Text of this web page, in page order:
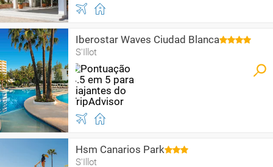
Iberostar Waves Ciudad Blanca
S'Illot
Hsm Canarios Park
S'Illot